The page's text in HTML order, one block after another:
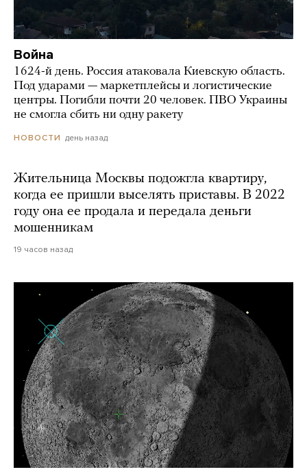
Война
1624-й день. Россия атаковала Киевскую область.
Под ударами — маркетплейсы и логистические
центры. Погибли почти 20 человек. ПВО Украины
не смогла сбить ни одну ракету
НОВОСТИ день назад
Жительница Москвы подожгла квартиру,
когда ее пришли выселять приставы. В 2022
году она ее продала и передала деньги
мошенникам
19 часов назад